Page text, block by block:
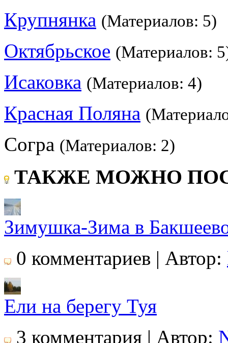
Крупнянка (Материалов: 5)
Октябрьское (Материалов:
Исаковка (Материалов: 4)
Красная Поляна
Согра (Материалов: 2)
ТАКЖЕ МОЖНО
Зимушка-Зима в
0 комментариев | Автор:
Ели на берегу Туя
3 комментария | Автор: